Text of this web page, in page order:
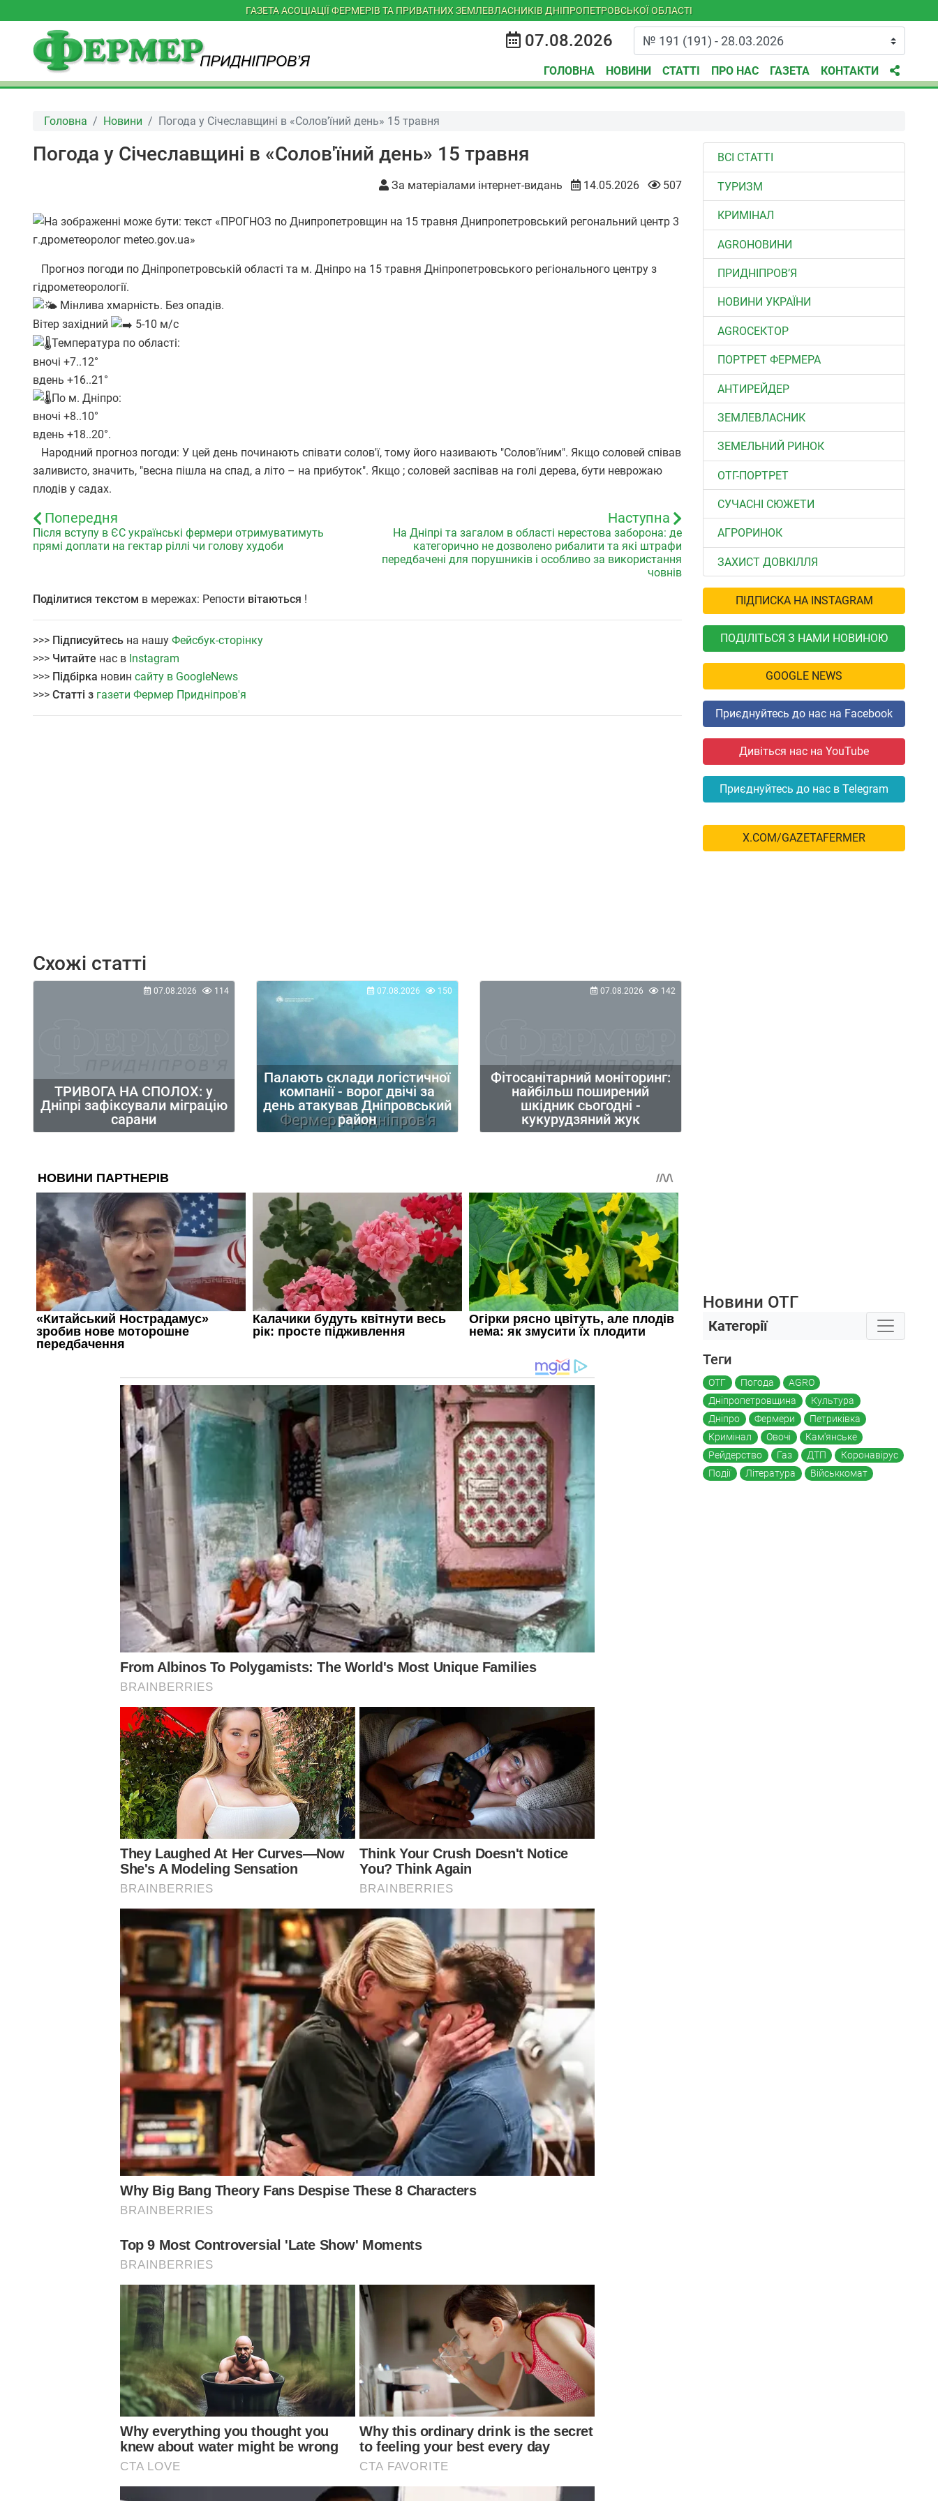
ГАЗЕТА АСОЦІАЦІЇ ФЕРМЕРІВ ТА ПРИВАТНИХ ЗЕМЛЕВЛАСНИКІВ ДНІПРОПЕТРОВСЬКОЇ ОБЛАСТІ
07.08.2026
ГОЛОВНА НОВИНИ СТАТТІ ПРО НАС ГАЗЕТА КОНТАКТИ
Головна Новини Погода у Січеславщині в «Солов'їний день» 15 травня
Погода у Січеславщині в «Солов'їний день» 15 травня
За матеріалами інтернет-видань 14.05.2026 507
Прогноз погоди по Дніпропетровській області та м. Дніпро на 15 травня Дніпропетровського регіонального центру з
гідрометеорології.
Мінлива хмарність. Без опадів.
Вітер західний
5-10 м/с
Температура по області:
вночі +7..12°
вдень +16..21°
По м. Дніпро:
вночі +8..10°
вдень +18..20°.
Народний прогноз погоди: У цей день починають співати солов'ї, тому його називають "Солов'їним". Якщо соловей співав
заливисто, значить, "весна пішла на спад, а літо – на прибуток". Якщо ; соловей заспівав на голі дерева, бути неврожаю
плодів у садах.
Попередня
Після вступу в ЄС українські фермери отримуватимуть
прямі доплати на гектар ріллі чи голову худоби
Наступна
На Дніпрі та загалом в області нерестова заборона: де
категорично не дозволено рибалити та які штрафи
передбачені для порушників і особливо за використання
човнів
Поділитися текстом в мережах: Репости вітаються !
>>> Підписуйтесь на нашу Фейсбук-сторінку
>>> Читайте нас в Instagram
>>> Підбірка новин сайту в GoogleNews
>>> Статті з газети Фермер Придніпров'я
Схожі статті
ТРИВОГА НА СПОЛОХ: у
Дніпрі зафіксували міграцію
сарани
07.08.2026 114
Палають склади логістичної
компанії - ворог двічі за
день атакував Дніпровський
район
07.08.2026 150
Фітосанітарний моніторинг:
найбільш поширений
шкідник сьогодні -
кукурудзяний жук
07.08.2026 142
ВСІ СТАТТІ
ТУРИЗМ
КРИМІНАЛ
AGROНОВИНИ
ПРИДНІПРОВ’Я
НОВИНИ УКРАЇНИ
АGROСЕКТОР
ПОРТРЕТ ФЕРМЕРА
АНТИРЕЙДЕР
ЗЕМЛЕВЛАСНИК
ЗЕМЕЛЬНИЙ РИНОК
ОТГ-ПОРТРЕТ
СУЧАСНІ СЮЖЕТИ
АГРОРИНОК
ЗАХИСТ ДОВКІЛЛЯ
ПІДПИСКА НА INSTAGRAM
ПОДІЛІТЬСЯ З НАМИ НОВИНОЮ
GOOGLE NEWS
Приєднуйтесь до нас на Facebook
Дивіться нас на YouTube
Приєднуйтесь до нас в Telegram
X.COM/GAZETAFERMER
Новини ОТГ
Категорії
Теги
ОТГ Погода
AGRO
Дніпропетровщина
Культура
Дніпро
Фермери
Петриківка
Кримінал
Овочі
Кам'янське
Рейдерство
Газ ДТП
Коронавірус
Події
Література Військкомат